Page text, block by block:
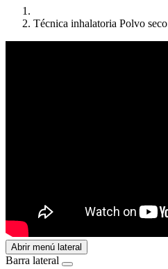
Técnica inhalatoria Polvo seco
Abrir menú lateral
Barra lateral